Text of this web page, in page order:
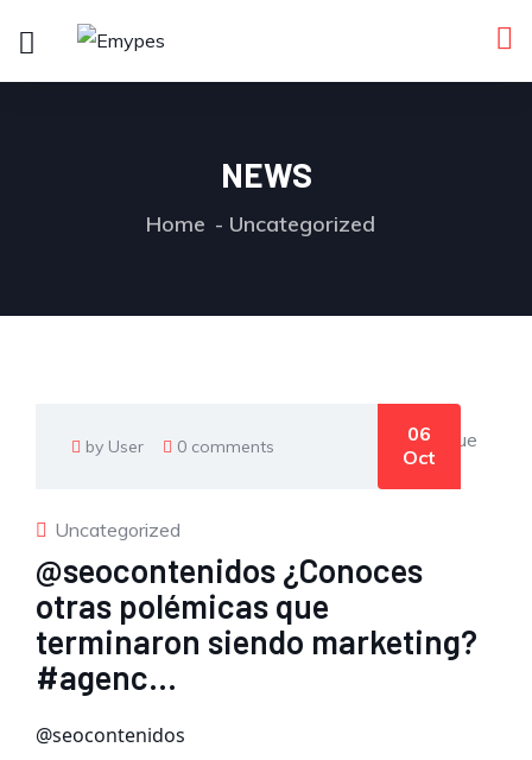
NEWS
Home Uncategorized
by User 0 comments
06
Oct
Uncategorized
@seocontenidos ¿Conoces
otras polémicas que
terminaron siendo marketing?
#agenc…
@seocontenidos